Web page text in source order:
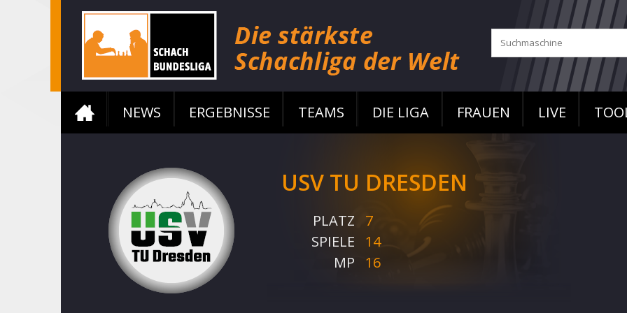
NEWS ERGEBNISSE TEAMS DIE LIGA FRAUEN LIVE
USV TU DRESDEN
PLATZ
7
SPIELE
14
MP
16